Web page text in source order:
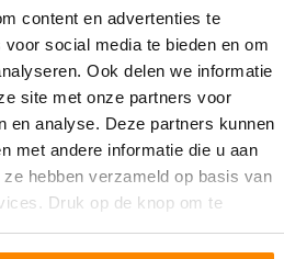
content en advertenties te
social media te bieden en om
Ook delen we informatie
site met onze partners voor
en analyse. Deze partners kunnen
met andere informatie die u aan
hebben verzameld op basis van
Druk op de knop om te
ons het doen!